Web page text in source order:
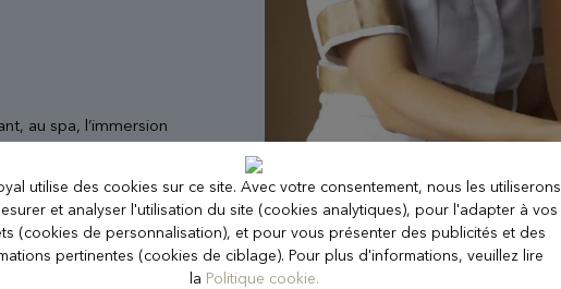
au spa, l’immersion
tout son sens. Inspiré
l’evian®SPA est une
l’eau jaillissent à
sur mesure pour la
et les mains d’or
se suspendent.
utilise des cookies sur ce site. Avec votre consentement, nous les utiliserons
et analyser l'utilisation du site (cookies analytiques), pour l'adapter à vos
(cookies de personnalisation), et pour vous présenter des publicités et des
pertinentes (cookies de ciblage). Pour plus d'informations, veuillez lire
la Politique cookie.